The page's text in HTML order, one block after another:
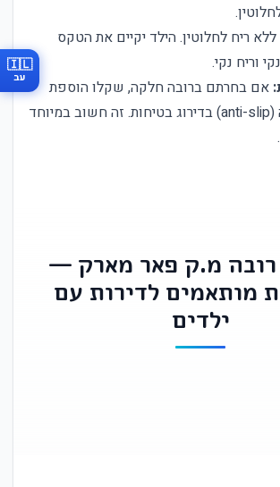
ריח לחלוטין. הילד יקיים את הטקס
וריח נקי.
אם בחרתם ברובה חלקה, שקלו הוספת
כיסוי נגד החלקה (anti-slip) בדירוג בטיחות. זה חשוב במיוחד
רובה מ.ק פאר מארק —
מותאמים לדירות עם
ילדים
🇮🇱
עב